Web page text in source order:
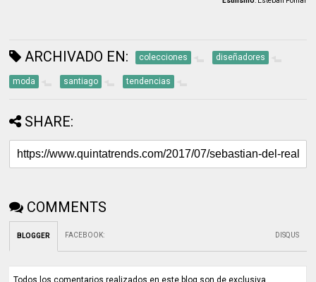
ARCHIVADO EN: colecciones diseñadores
moda santiago tendencias
SHARE:
COMMENTS
BLOGGER FACEBOOK: DISQUS
Todos los comentarios realizados en este blog son de exclusiva